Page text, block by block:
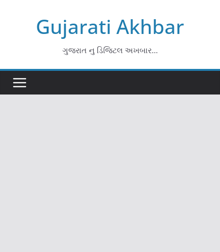
Gujarati Akhbar
ગુજરાત નુ ડિજિટલ અખબાર…